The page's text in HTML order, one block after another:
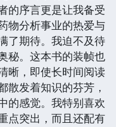
的序言更是让我备受
物分析事业的热爱与
了期待。我迫不及待
秘。这本书的装帧也
晰，即使长时间阅读
散发着知识的芬芳，
的感觉。我特别喜欢
点突出，而且还配有